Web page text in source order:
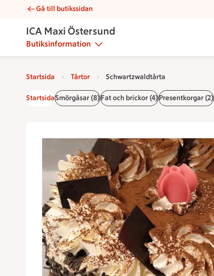
Schwartzwaldtårta | Catering ICA Maxi Östersund
Gå till butikssidan
ICA Maxi Östersund
Butiksinformation
Startsida Tårtor Schwartzwaldtårta
StartsidaSmörgåsar (8)Fat och brickor (4)Presentkorgar (2)